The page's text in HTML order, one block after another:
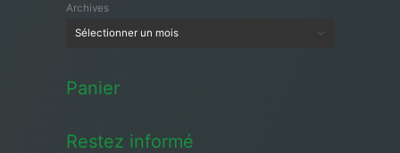
Archives
Panier
Restez informé